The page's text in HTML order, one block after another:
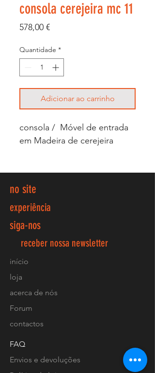
consola cerejeira mc 11
578,00 €Preço
Quantidade *
Adicionar ao carrinho
consola / Móvel de entrada
em Madeira de cerejeira
no site
experiência
siga-nos
receber nossa newsletter
início
loja
acerca de nós
Forum
contactos
FAQ
Envios e devoluções